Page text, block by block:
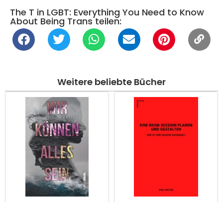
The T in LGBT: Everything You Need to Know
About Being Trans teilen:
Weitere beliebte Bücher